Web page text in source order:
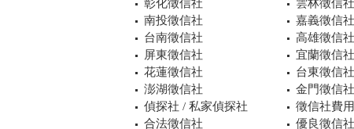
彰化徵信社
雲林徵信社
南投徵信社
嘉義徵信社
台南徵信社
高雄徵信社
屏東徵信社
宜蘭徵信社
花蓮徵信社
台東徵信社
澎湖徵信社
金門徵信社
偵探社 / 私家偵探社
徵信社費
合法徵信社
優良徵信社